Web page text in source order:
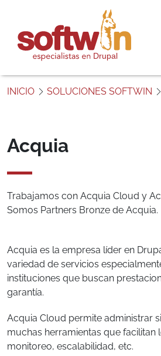
f
n
r
ú
INICIO SOLUCIONES SOFTWIN
Acquia
Trabajamos con Acquia Cloud y
Somos Partners Bronze de Acquia.
Acquia es la empresa líder en
variedad de servicios
instituciones que buscan
garantía.
Acquia Cloud permite administrar
muchas herramientas que facilitan
monitoreo, escalabilidad, etc.